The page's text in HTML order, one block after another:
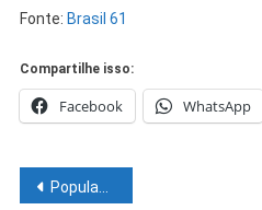
Fonte: Brasil 61
Compartilhe isso:
Facebook WhatsApp
Navegação
População aproveita serviços sociais no encerramento do ‘Estação Saúde’